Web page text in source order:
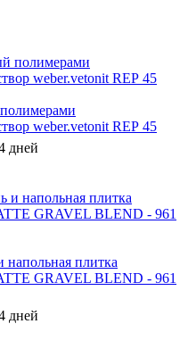
weber.vetonit REР 45
дней
напольная плитка
GRAVEL BLEND - 961
дней